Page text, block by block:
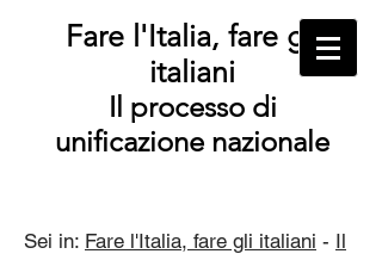
Fare l'Italia, fare gli
italiani
Il processo di
unificazione nazionale
Sei in: Fare l'Italia, fare gli italiani - Il